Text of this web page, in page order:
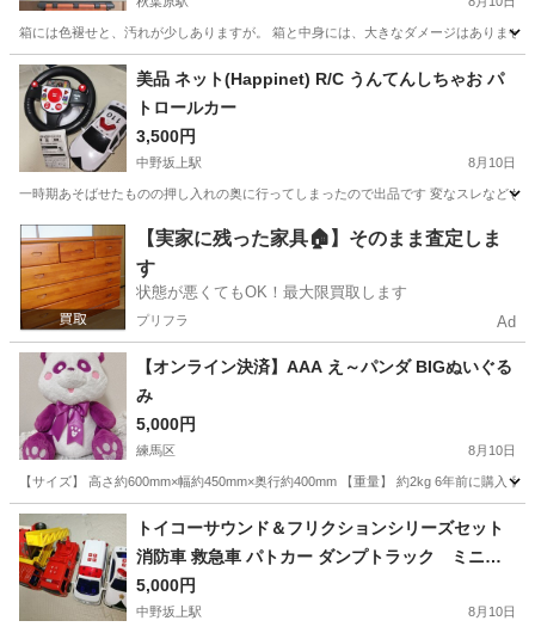
箱には色褪せと、汚れが少しありますが。 箱と中身には、大きなダメージはありま
東京 千代田区 秋葉原駅 スーパーセブン
美品 ネット(Happinet) R/C うんてんしちゃお パ
トロールカー
3,500円
中野坂上駅 8月10日
一時期あそばせたものの押し入れの奥に行ってしまったので出品です 変なスレなども
東京 中野区 中野坂上駅 ラジコン
【実家に残った家具🏠】そのまま査定しま
す
状態が悪くてもOK！最大限買取します
プリフラ Ad
【オンライン決済】AAA え～パンダ BIGぬいぐる
み
5,000円
練馬区 8月10日
【サイズ】 高さ約600mm×幅約450mm×奥行約400mm 【重量】 約2kg 6年前に購入
東京 練馬区 おもちゃ
トイコーサウンド＆フリクションシリーズセット
消防車 救急車 パトカー ダンプトラック ミニサ
ウンド
5,000円
中野坂上駅 8月10日